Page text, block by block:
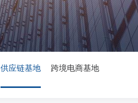
供应链基地 跨境电商基地